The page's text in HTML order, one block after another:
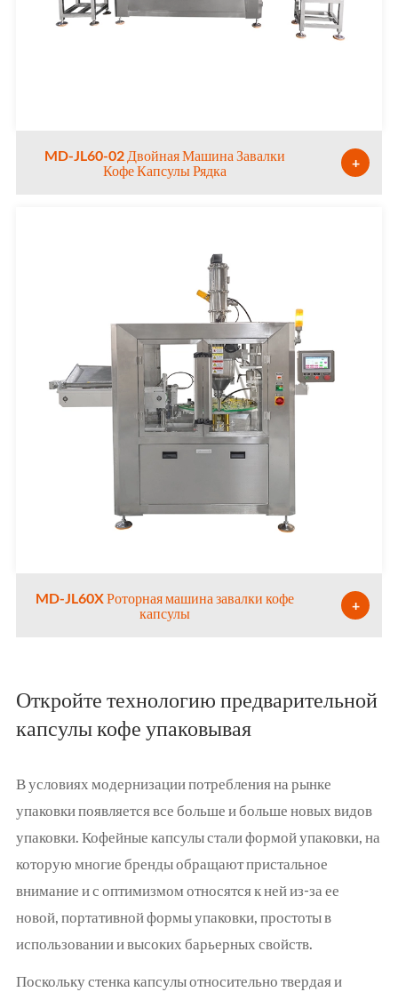
MD-JL60-02 Двойная Машина Завалки
Кофе Капсулы Рядка
+
MD-JL60X Роторная машина завалки кофе
капсулы
+
Откройте технологию предварительной
капсулы кофе упаковывая
В условиях модернизации потребления на рынке
упаковки появляется все больше и больше новых видов
упаковки. Кофейные капсулы стали формой упаковки, на
которую многие бренды обращают пристальное
внимание и с оптимизмом относятся к ней из-за ее
новой, портативной формы упаковки, простоты в
использовании и высоких барьерных свойств.
Поскольку стенка капсулы относительно твердая и